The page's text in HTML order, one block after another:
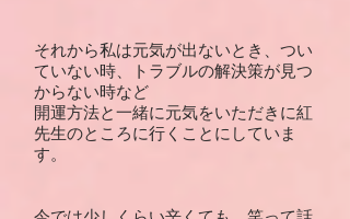
それから私は元気が出ないとき、つい
ていない時、トラブルの解決策が見つ
からない時など
開運方法と一緒に元気をいただきに紅
先生のところに行くことにしていま
す。